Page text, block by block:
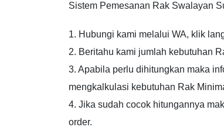
Sistem Pemesanan Rak Swalayan
1. Hubungi kami melalui WA, klik
2. Beritahu kami jumlah kebutuhan
3. Apabila perlu dihitungkan maka
mengkalkulasi kebutuhan Rak
4. Jika sudah cocok hitungannya
order.